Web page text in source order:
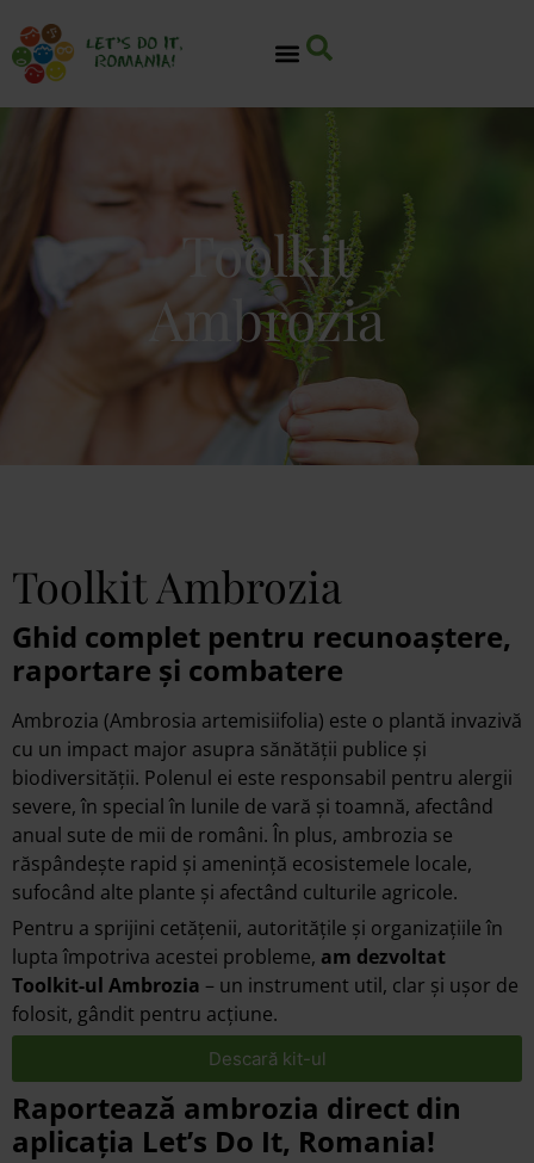
Toolkit
Ambrozia
Toolkit Ambrozia
Ghid complet pentru recunoaștere,
raportare și combatere
Ambrozia (Ambrosia artemisiifolia) este o plantă invazivă
cu un impact major asupra sănătății publice și
biodiversității. Polenul ei este responsabil pentru alergii
severe, în special în lunile de vară și toamnă, afectând
anual sute de mii de români. În plus, ambrozia se
răspândește rapid și amenință ecosistemele locale,
sufocând alte plante și afectând culturile agricole.
Pentru a sprijini cetățenii, autoritățile și organizațiile în
lupta împotriva acestei probleme, am dezvoltat
Toolkit-ul Ambrozia – un instrument util, clar și ușor de
folosit, gândit pentru acțiune.
Descară kit-ul
Raportează ambrozia direct din
aplicația Let’s Do It, Romania!